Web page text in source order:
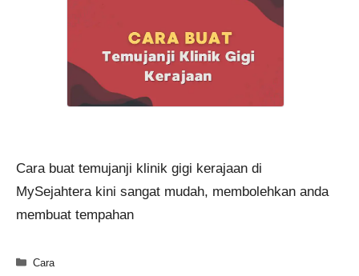
Cara buat temujanji klinik gigi kerajaan di
MySejahtera kini sangat mudah, membolehkan anda
membuat tempahan
Categories
Cara